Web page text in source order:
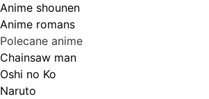
Anime shounen
Anime romans
Polecane anime
Chainsaw man
Oshi no Ko
Naruto